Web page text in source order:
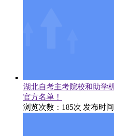
湖北自考主考院校和助学
官方名单！
浏览次数：185次 发布时